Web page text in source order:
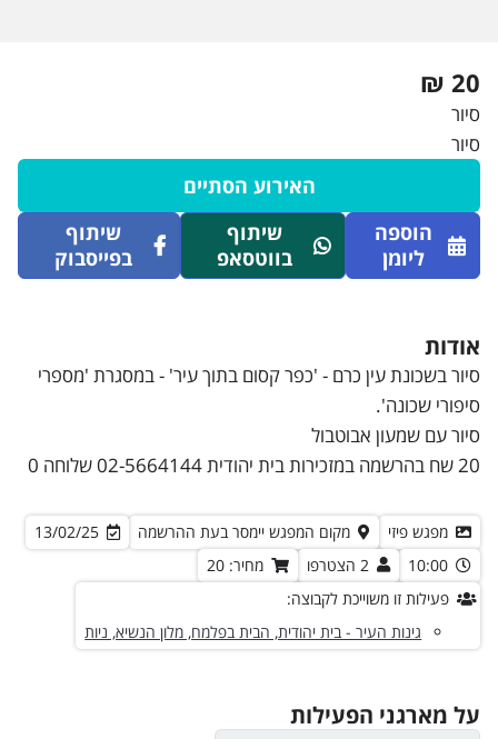
20 ₪
סיור
סיור
האירוע הסתיים
הוספה
ליומן
שיתוף
בווטסאפ
שיתוף
בפייסבוק
אודות
סיור בשכונת עין כרם - 'כפר קסום בתוך עיר' - במסגרת 'מספרי
סיפורי שכונה'.
סיור עם שמעון אבוטבול
20 שח בהרשמה במזכירות בית יהודית 02-5664144 שלוחה 0
מפגש פיזי מקום המפגש יימסר בעת ההרשמה
13/02/25
10:00
2 הצטרפו
מחיר: 20
פעילות זו משוייכת לקבוצה:
גינות העיר - בית יהודית, הבית בפלמח, מלון הנשיא, ניות
על מארגני הפעילות